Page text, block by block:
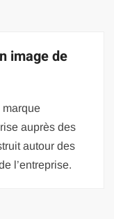
image de
marque
auprès des
autour des
l’entreprise.